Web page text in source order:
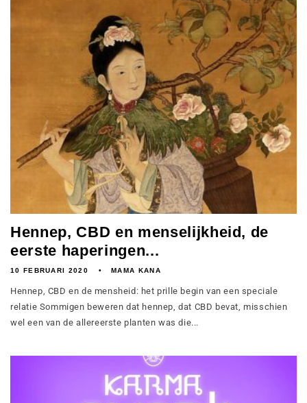
Hennep, CBD en menselijkheid, de
eerste haperingen...
10 FEBRUARI 2020 MAMA KANA
Hennep, CBD en de mensheid: het prille begin van een speciale
relatie Sommigen beweren dat hennep, dat CBD bevat, misschien
wel een van de allereerste planten was die...